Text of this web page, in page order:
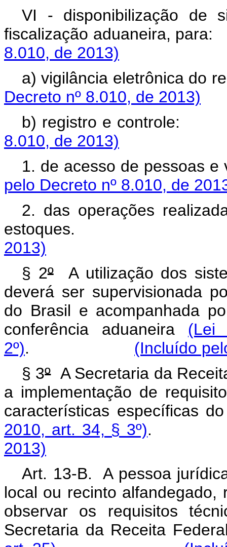
VI - disponibilização de
fiscalização
8.010, de 2013)
a) vigilância
Decreto nº 8.010, de 2013)
b) registro e
8.010, de 2013)
1. de acesso de
pelo Decreto nº 8.010, de
2. das operações
2013)
§ 2ºA utilização dos
deverá ser supervisionada
do Brasil e acompanhada
conferência aduaneira (Lei
2º). (Incluído
§ 3ºA Secretaria da
a implementação de
características específicas
2010, art. 34, § 3º)
2013)
Art. 13-B. A pessoa
local ou recinto
observar os requisitos
Secretaria da Receita